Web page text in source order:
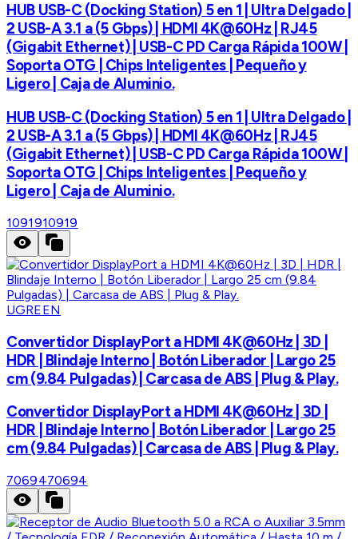
HUB USB-C (Docking Station) 5 en 1 | Ultra Delgado |
2 USB-A 3.1 a (5 Gbps) | HDMI 4K@60Hz | RJ45
(Gigabit Ethernet) | USB-C PD Carga Rápida 100W |
Soporta OTG | Chips Inteligentes | Pequeño y
Ligero | Caja de Aluminio.
HUB USB-C (Docking Station) 5 en 1 | Ultra Delgado |
2 USB-A 3.1 a (5 Gbps) | HDMI 4K@60Hz | RJ45
(Gigabit Ethernet) | USB-C PD Carga Rápida 100W |
Soporta OTG | Chips Inteligentes | Pequeño y
Ligero | Caja de Aluminio.
1091910919
UGREEN
Convertidor DisplayPort a HDMI 4K@60Hz | 3D |
HDR | Blindaje Interno | Botón Liberador | Largo 25
cm (9.84 Pulgadas) | Carcasa de ABS | Plug & Play.
Convertidor DisplayPort a HDMI 4K@60Hz | 3D |
HDR | Blindaje Interno | Botón Liberador | Largo 25
cm (9.84 Pulgadas) | Carcasa de ABS | Plug & Play.
7069470694